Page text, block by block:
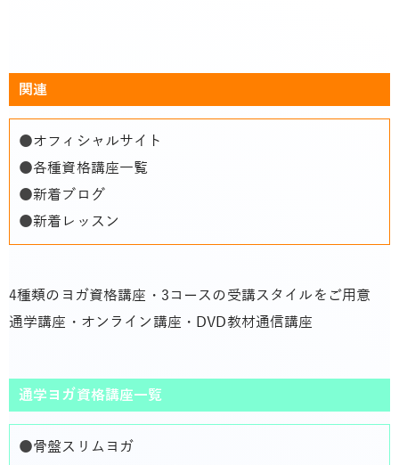
関連
●オフィシャルサイト
●各種資格講座一覧
●新着ブログ
●新着レッスン
4種類のヨガ資格講座・3コースの受講スタイルをご用意
通学講座・オンライン講座・DVD教材通信講座
通学ヨガ資格講座一覧
●骨盤スリムヨガ